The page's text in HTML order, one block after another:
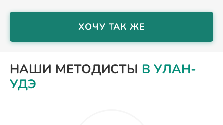
ХОЧУ ТАК ЖЕ
НАШИ МЕТОДИСТЫ В УЛАН-
УДЭ